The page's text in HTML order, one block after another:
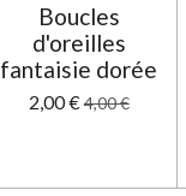
Boucles
d'oreilles
fantaisie dorée
2,00 €4,00 €